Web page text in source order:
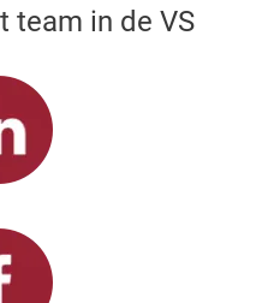
team in de VS